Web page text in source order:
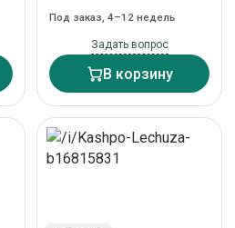
Под заказ, 4–12 недель
Задать вопрос
В корзину